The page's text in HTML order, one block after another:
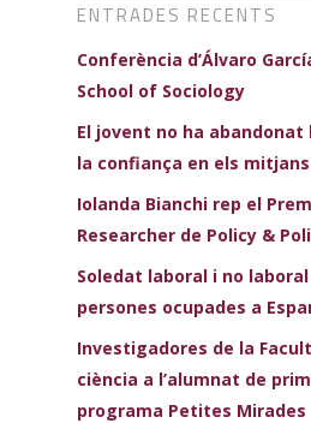
ENTRADES RECENTS
Conferència d’Álvaro
School of Sociology
El jovent no ha
la confiança en els
Iolanda Bianchi rep el
Researcher de Policy &
Soledat laboral i no
persones ocupades a
Investigadores de la
ciència a l’alumnat de
programa Petites Mirades